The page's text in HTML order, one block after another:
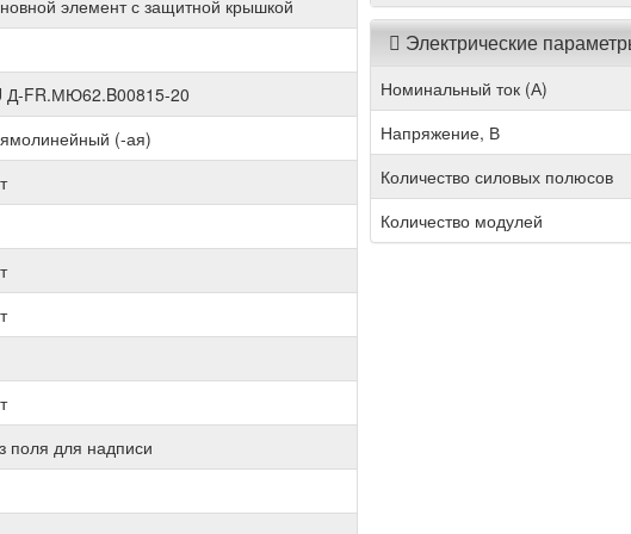
элемент с защитной крышкой
Д-FR.МЮ62.B00815-20
(-ая)
поля для надписи
Электрические
Номинальный ток (А)
Напряжение, В
Количество силовых полюсов
Количество модулей